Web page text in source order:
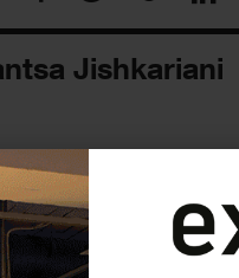
Jish­kariani